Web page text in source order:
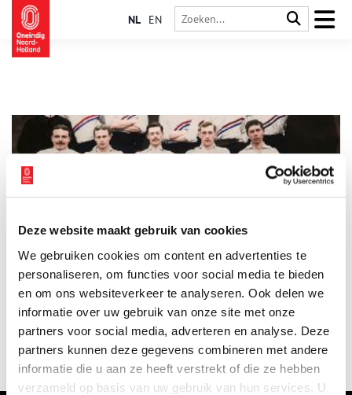
Deze website maakt gebruik van cookies
We gebruiken cookies om content en advertenties te
personaliseren, om functies voor social media te bieden
en om ons websiteverkeer te analyseren. Ook delen we
informatie over uw gebruik van onze site met onze
partners voor social media, adverteren en analyse. Deze
partners kunnen deze gegevens combineren met andere
informatie die u aan ze heeft verstrekt of die ze hebben
verzameld op basis van uw gebruik van hun services. U
NL EN
Voetbal: de populairste sport van Nederland. Maar dat is lang
niet altijd zo geweest. Waar komt dat voetbal eigenlijk
vandaan? Het spel is niet heel oud, pas in de negentiende
eeuw kwam het overwaaien uit Engeland.